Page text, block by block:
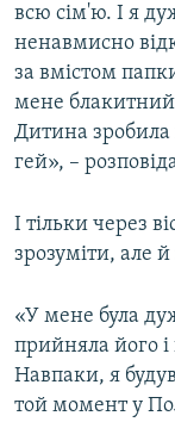
всю сім'ю. І я
ненавмисно
за вмістом
мене
Дитина зробила
гей», –
І тільки через
зрозуміти, але
«У мене була
прийняла його
Навпаки, я
той момент у